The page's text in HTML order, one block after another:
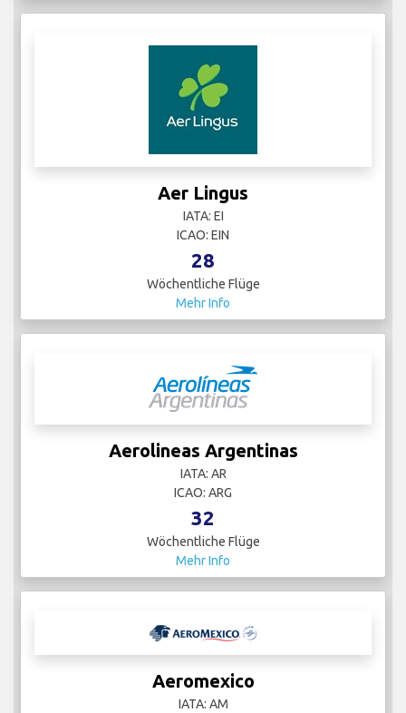
Aer Lingus
IATA: EI
ICAO: EIN
28
Wöchentliche Flüge
Mehr Info
Aerolineas Argentinas
IATA: AR
ICAO: ARG
32
Wöchentliche Flüge
Mehr Info
Aeromexico
IATA: AM